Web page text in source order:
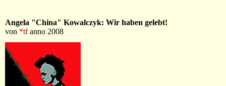
Angela "China" Kowalczyk: Wir haben gelebt!
von *tfanno 2008